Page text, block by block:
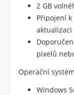
2 GB
Připojení
pixelů
Operační
Windows